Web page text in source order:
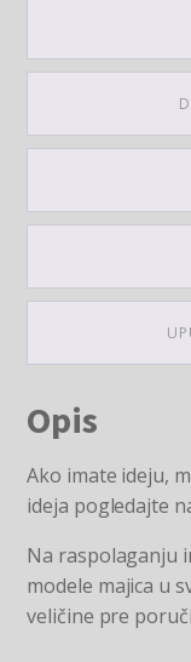
Opis
Ako imate ideju,
ideja pogledajte
Na raspolaganju
modele majica u
veličine pre